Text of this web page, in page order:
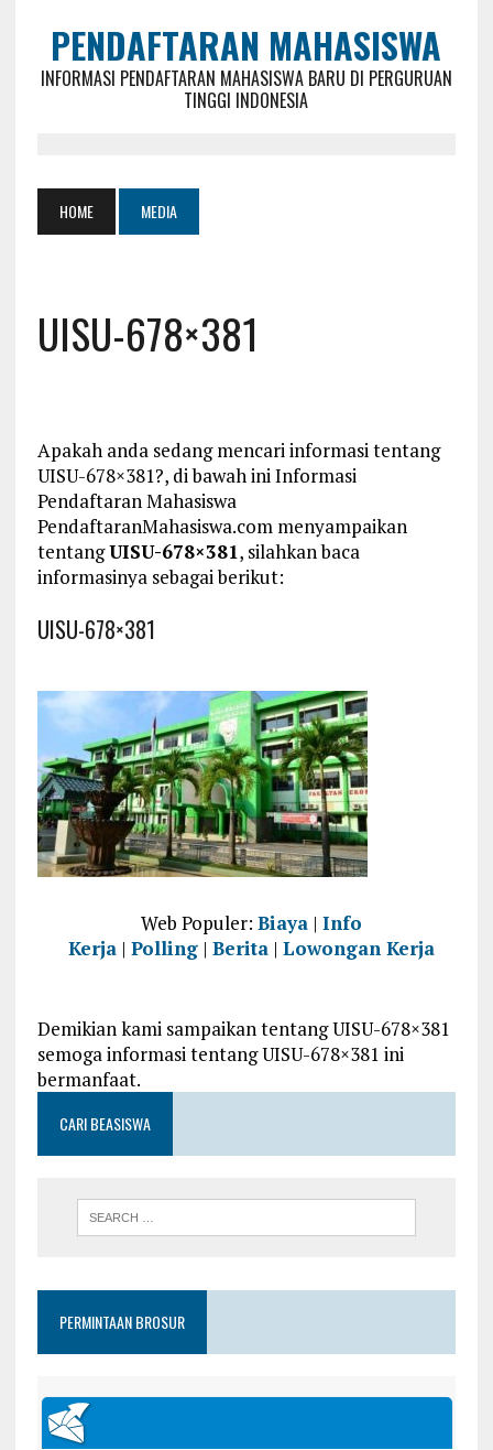
PENDAFTARAN MAHASISWA
INFORMASI PENDAFTARAN MAHASISWA BARU DI PERGURUAN
TINGGI INDONESIA
HOME MEDIA
UISU-678×381
Apakah anda sedang mencari informasi tentang
UISU-678×381?, di bawah ini Informasi
Pendaftaran Mahasiswa
PendaftaranMahasiswa.com menyampaikan
tentangUISU-678×381, silahkan baca
informasinya sebagai berikut:
UISU-678×381
Web Populer:Biaya |Info
Kerja |Polling |Berita |Lowongan Kerja
Demikian kami sampaikan tentang UISU-678×381
semoga informasi tentang UISU-678×381 ini
bermanfaat.
CARI BEASISWA
PERMINTAAN BROSUR